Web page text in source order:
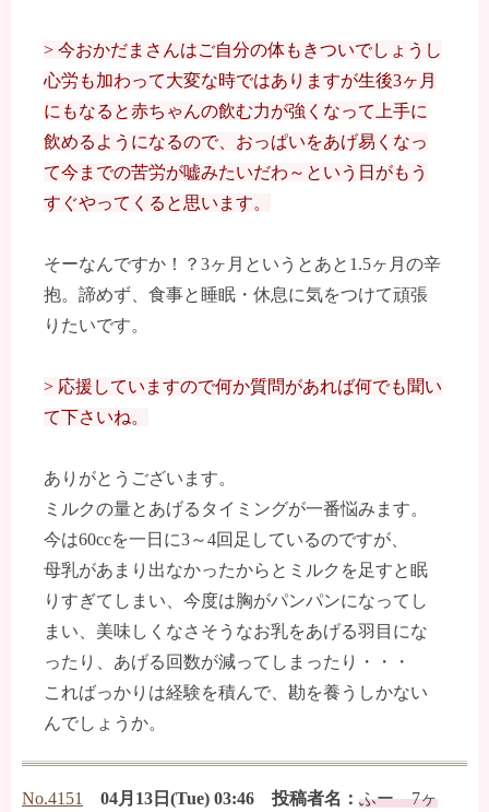
> 今おかだまさんはご自分の体もきついでしょうし
心労も加わって大変な時ではありますが生後3ヶ月
にもなると赤ちゃんの飲む力が強くなって上手に
飲めるようになるので、おっぱいをあげ易くなっ
て今までの苦労が嘘みたいだわ～という日がもう
すぐやってくると思います。
そーなんですか！？3ヶ月というとあと1.5ヶ月の辛
抱。諦めず、食事と睡眠・休息に気をつけて頑張
りたいです。
> 応援していますので何か質問があれば何でも聞い
て下さいね。
ありがとうございます。
ミルクの量とあげるタイミングが一番悩みます。
今は60ccを一日に3～4回足しているのですが、
母乳があまり出なかったからとミルクを足すと眠
りすぎてしまい、今度は胸がパンパンになってし
まい、美味しくなさそうなお乳をあげる羽目にな
ったり、あげる回数が減ってしまったり・・・
こればっかりは経験を積んで、勘を養うしかない
んでしょうか。
No.4151 04月13日(Tue) 03:46 投稿者名： ふー 7ヶ